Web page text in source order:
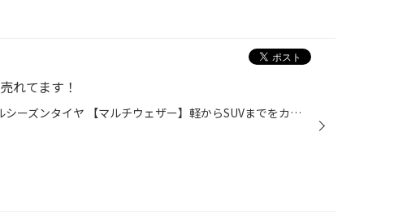
れてます！
ブリヂストンの新しいオールシーズンタイヤ 【マルチウェザー】軽からSUVまでをカバーする全２５サイズをラインナップ。オールシーズンタイヤのウェザーグリップは、天候を問わず走行が可能な夏タイヤ。浅雪性能を持ち合わせているため、突然の雪にも慌てない。履き替え不要で手間いらず。保管場所...